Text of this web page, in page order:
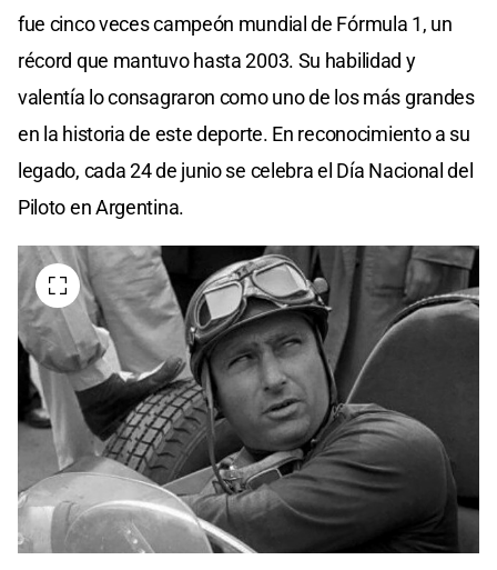
fue cinco veces campeón mundial de Fórmula 1, un
récord que mantuvo hasta 2003. Su habilidad y
valentía lo consagraron como uno de los más grandes
en la historia de este deporte. En reconocimiento a su
legado, cada 24 de junio se celebra el Día Nacional del
Piloto en Argentina.